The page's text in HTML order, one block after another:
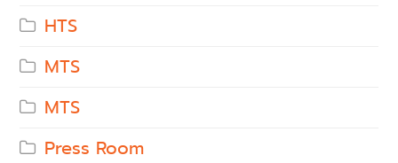
HTS
MTS
MTS
Press Room